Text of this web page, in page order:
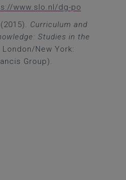
www.slo.nl/dg-po
Curriculum and
Studies in the
London/New York:
Group).